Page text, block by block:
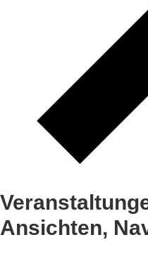
Ansichten,